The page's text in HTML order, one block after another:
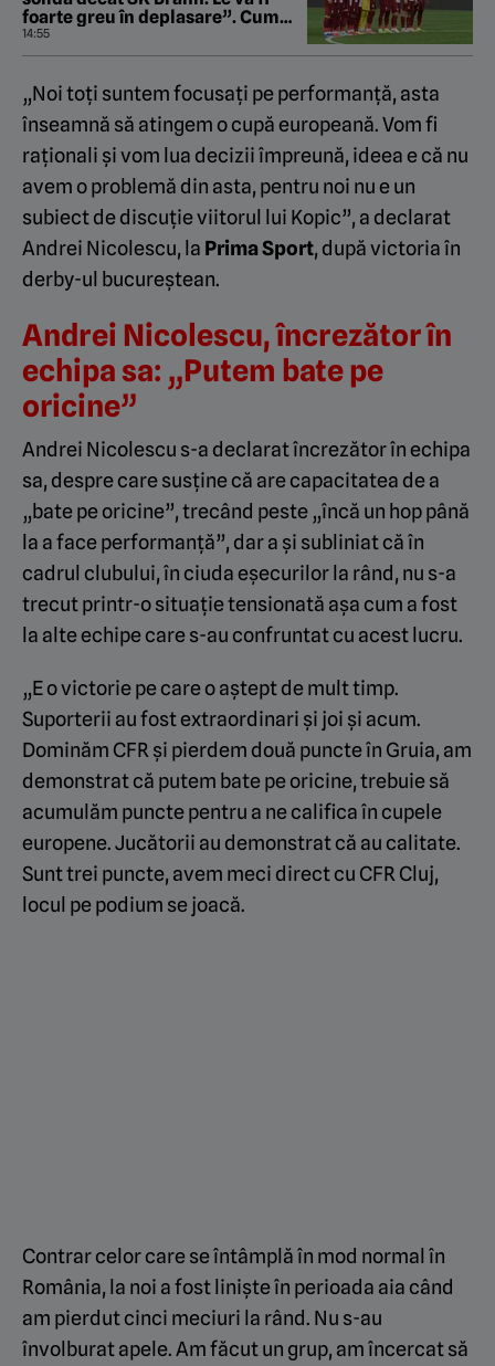
foarte greu în deplasare”. Cum
este să joci fotbal la Cercul Polar.
EXCLUSIV
14:55
„Noi toți suntem focusați pe performanță, asta
înseamnă să atingem o cupă europeană. Vom fi
raționali și vom lua decizii împreună, ideea e că nu
avem o problemă din asta, pentru noi nu e un
subiect de discuție viitorul lui Kopic”, a declarat
Andrei Nicolescu, la Prima Sport, după victoria în
derby-ul bucureștean.
Andrei Nicolescu, încrezător în
echipa sa: „Putem bate pe
oricine”
Andrei Nicolescu s-a declarat încrezător în echipa
sa, despre care susține că are capacitatea de a
„bate pe oricine”, trecând peste „încă un hop până
la a face performanță”, dar a și subliniat că în
cadrul clubului, în ciuda eșecurilor la rând, nu s-a
trecut printr-o situație tensionată așa cum a fost
la alte echipe care s-au confruntat cu acest lucru.
„E o victorie pe care o aștept de mult timp.
Suporterii au fost extraordinari și joi și acum.
Dominăm CFR și pierdem două puncte în Gruia, am
demonstrat că putem bate pe oricine, trebuie să
acumulăm puncte pentru a ne califica în cupele
europene. Jucătorii au demonstrat că au calitate.
Sunt trei puncte, avem meci direct cu CFR Cluj,
locul pe podium se joacă.
Contrar celor care se întâmplă în mod normal în
România, la noi a fost liniște în perioada aia când
am pierdut cinci meciuri la rând. Nu s-au
învolburat apele. Am făcut un grup, am încercat să